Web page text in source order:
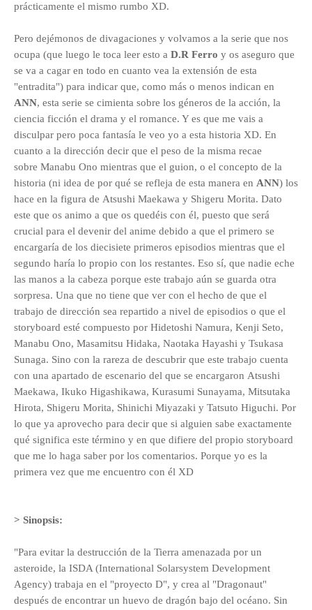
prácticamente el mismo rumbo XD.
Pero dejémonos de divagaciones y volvamos a la serie que nos
ocupa (que luego le toca leer esto a D.R Ferro y os aseguro que
se va a cagar en todo en cuanto vea la extensión de esta
"entradita") para indicar que, como más o menos indican en
ANN, esta serie se cimienta sobre los géneros de la acción, la
ciencia ficción el drama y el romance. Y es que me vais a
disculpar pero poca fantasía le veo yo a esta historia XD. En
cuanto a la dirección decir que el peso de la misma recae
sobre Manabu Ono mientras que el guion, o el concepto de la
historia (ni idea de por qué se refleja de esta manera en ANN) los
hace en la figura de Atsushi Maekawa y Shigeru Morita. Dato
este que os animo a que os quedéis con él, puesto que será
crucial para el devenir del anime debido a que el primero se
encargaría de los diecisiete primeros episodios mientras que el
segundo haría lo propio con los restantes. Eso sí, que nadie eche
las manos a la cabeza porque este trabajo aún se guarda otra
sorpresa. Una que no tiene que ver con el hecho de que el
trabajo de dirección sea repartido a nivel de episodios o que el
storyboard esté compuesto por Hidetoshi Namura, Kenji Seto,
Manabu Ono, Masamitsu Hidaka, Naotaka Hayashi y Tsukasa
Sunaga. Sino con la rareza de descubrir que este trabajo cuenta
con una apartado de escenario del que se encargaron Atsushi
Maekawa, Ikuko Higashikawa, Kurasumi Sunayama, Mitsutaka
Hirota, Shigeru Morita, Shinichi Miyazaki y Tatsuto Higuchi. Por
lo que ya aprovecho para decir que si alguien sabe exactamente
qué significa este término y en que difiere del propio storyboard
que me lo haga saber por los comentarios. Porque yo es la
primera vez que me encuentro con él XD
> Sinopsis:
"Para evitar la destrucción de la Tierra amenazada por un
asteroide, la ISDA (International Solarsystem Development
Agency) trabaja en el "proyecto D", y crea al "Dragonaut"
después de encontrar un huevo de dragón bajo del océano. Sin